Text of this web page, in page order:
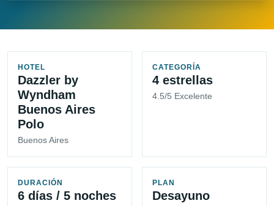
HOTEL
Dazzler by
Wyndham
Buenos Aires
Polo
Buenos Aires
CATEGORÍA
4 estrellas
4.5/5 Excelente
DURACIÓN
6 días / 5 noches
PLAN
Desayuno